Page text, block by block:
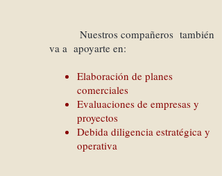
Nuestros compañeros también
va a apoyarte en:
Elaboración de planes
comerciales
Evaluaciones de empresas y
proyectos
Debida diligencia estratégica y
operativa